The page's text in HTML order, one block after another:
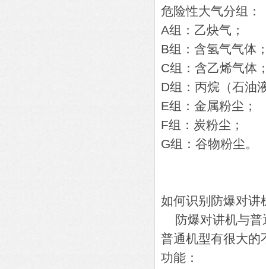
危险性大气分组：
A组：乙炔气；
B组：含氢气气体
C组：含乙烯气体
D组：丙烷（石油
E组：金属粉尘；
F组：炭粉尘；
G组：谷物粉尘。
如何识别防爆对讲
防爆对讲机与普
普通机型有很大的
功能：